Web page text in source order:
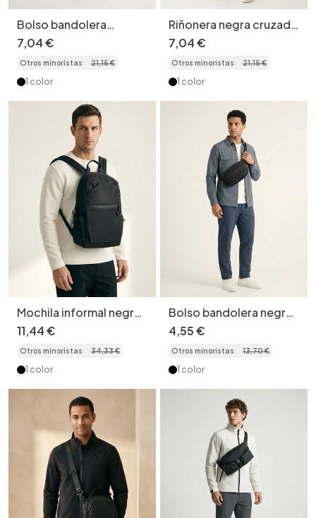
Bolso bandolera
táctico delgado para
hombre - Bolso de
mensajero utilitario
7,04€
Otros minoristas 21,15€
1 color
Riñonera negra cruzada
- Estilo versátil
7,04€
Otros minoristas 21,15€
1 color
Mochila informal negra
para portátil - Mochila
para viajes y uso diario
11,44€
Otros minoristas 34,33€
1 color
Bolso bandolera negro
para hombre - Bolso
bandolera informal para
el pecho
4,55€
Otros minoristas 13,70€
1 color